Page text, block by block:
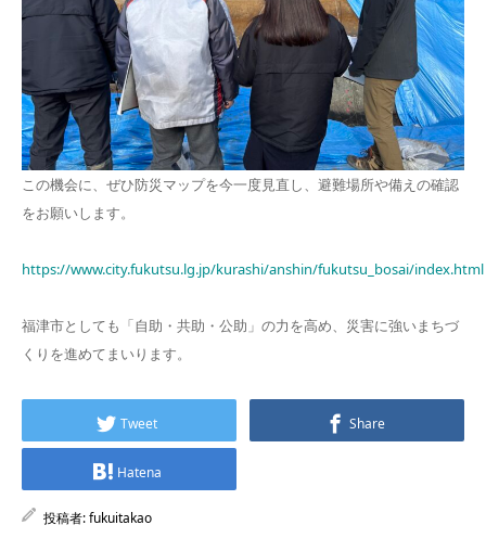
この機会に、ぜひ防災マップを今一度見直し、避難場所や備えの確認
をお願いします。
https://www.city.fukutsu.lg.jp/kurashi/anshin/fukutsu_bosai/index.html
福津市としても「自助・共助・公助」の力を高め、災害に強いまちづ
くりを進めてまいります。
Tweet Share
Hatena
投稿者:fukuitakao